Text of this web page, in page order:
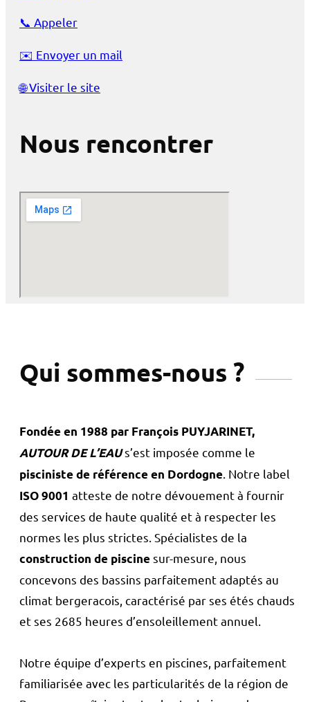
📞 Appeler
✉️ Envoyer un mail
🌐Visiter le site
Nous rencontrer
Qui sommes-nous ?
Fondée en 1988 par François PUYJARINET,
AUTOUR DE L’EAUs’est imposée comme le
pisciniste de référence en Dordogne . Notre label
ISO 9001 atteste de notre dévouement à fournir
des services de haute qualité et à respecter les
normes les plus strictes. Spécialistes de la
construction de piscinesur-mesure, nous
concevons des bassins parfaitement adaptés au
climat bergeracois, caractérisé par ses étés chauds
et ses 2685 heures d’ensoleillement annuel.
Notre équipe d’experts en piscines, parfaitement
familiarisée avec les particularités de la région de